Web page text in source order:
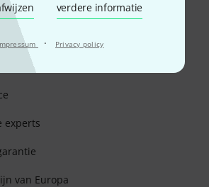
verdere informatie
· Privacy policy
Back-garantie
experts
van Europa